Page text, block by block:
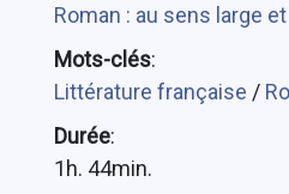
Roman : au sens large
Mots-clés:
Littérature française /
Durée:
1h. 44min.